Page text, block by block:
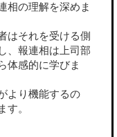
相の理解を深めま
はそれを受ける側
、報連相は上司部
体感的に学びま
より機能するの
す。